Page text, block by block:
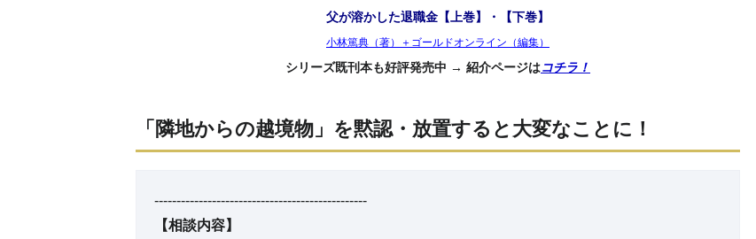
父が溶かした退職金【上巻】・【下巻】
小林篤典（著）＋ゴールドオンライン（編集）
シリーズ既刊本も好評発売中 → 紹介ページはコチラ！
「隣地からの越境物」を黙認・放置すると大変なことに！
------------------------------------------------
【相談内容】